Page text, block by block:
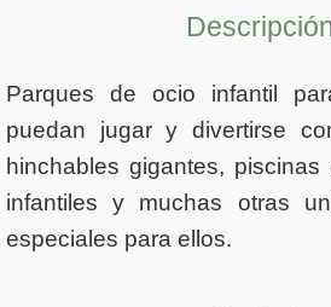
Parques de ocio infantil
puedan jugar y divertirse
hinchables gigantes,
infantiles y muchas otras
especiales para ellos.